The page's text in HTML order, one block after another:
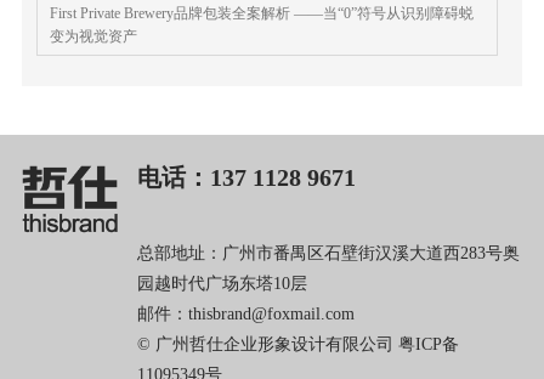
First Private Brewery品牌包装全案解析 ——当“0”符号从识别障碍蜕
变为视觉资产
电话：137 1128 9671
总部地址：广州市番禺区石壁街汉溪大道西283号奥
园越时代广场东塔10层
邮件：thisbrand@foxmail.com
© 广州哲仕企业形象设计有限公司 粤ICP备
11095349号